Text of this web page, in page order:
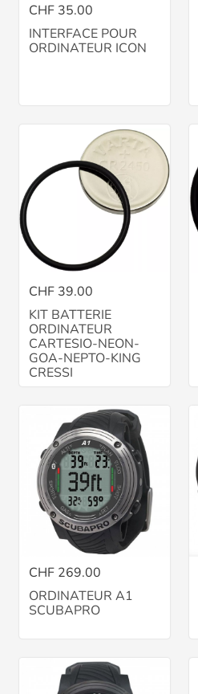
CHF 35.00
INTERFACE POUR
ORDINATEUR ICON
CHF 39.00
KIT BATTERIE
ORDINATEUR
CARTESIO-NEON-
GOA-NEPTO-KING
CRESSI
CHF 269.00
ORDINATEUR A1
SCUBAPRO